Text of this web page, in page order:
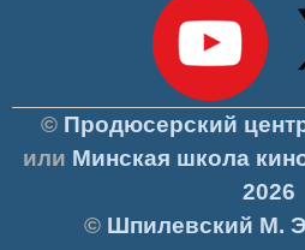
© Продюсерский
или Минская школа
2026
© Шпилевский М.